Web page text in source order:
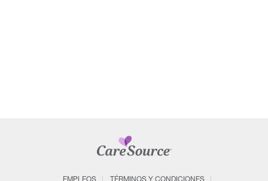
EMPLEOS TÉRMINOS Y CONDICIONES